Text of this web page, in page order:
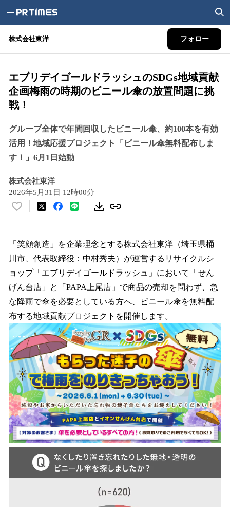
株式会社東洋 フォロー
エブリデイゴールドラッシュのSDGs地域貢献
企画梅雨の時期のビニール傘の放置問題に挑
戦！
グループ全体で年間回収したビニール傘、約100本を有効
活用！地域応援プロジェクト「ビニール傘無料配布しま
す！」6月1日始動
株式会社東洋
2026年5月31日 12時00分
い
！
数
を
読
み
込
み
中
で
す
「笑顔創造」を企業理念とする株式会社東洋（埼玉県桶
川市、代表取締役：中村秀夫）が運営するリサイクルシ
ョップ「エブリデイゴールドラッシュ」において「せん
げん台店」と「PAPA上尾店」で商品の売却を問わず、急
な降雨で傘を必要としている方へ、ビニール傘を無料配
布する地域貢献プロジェクトを開催します。